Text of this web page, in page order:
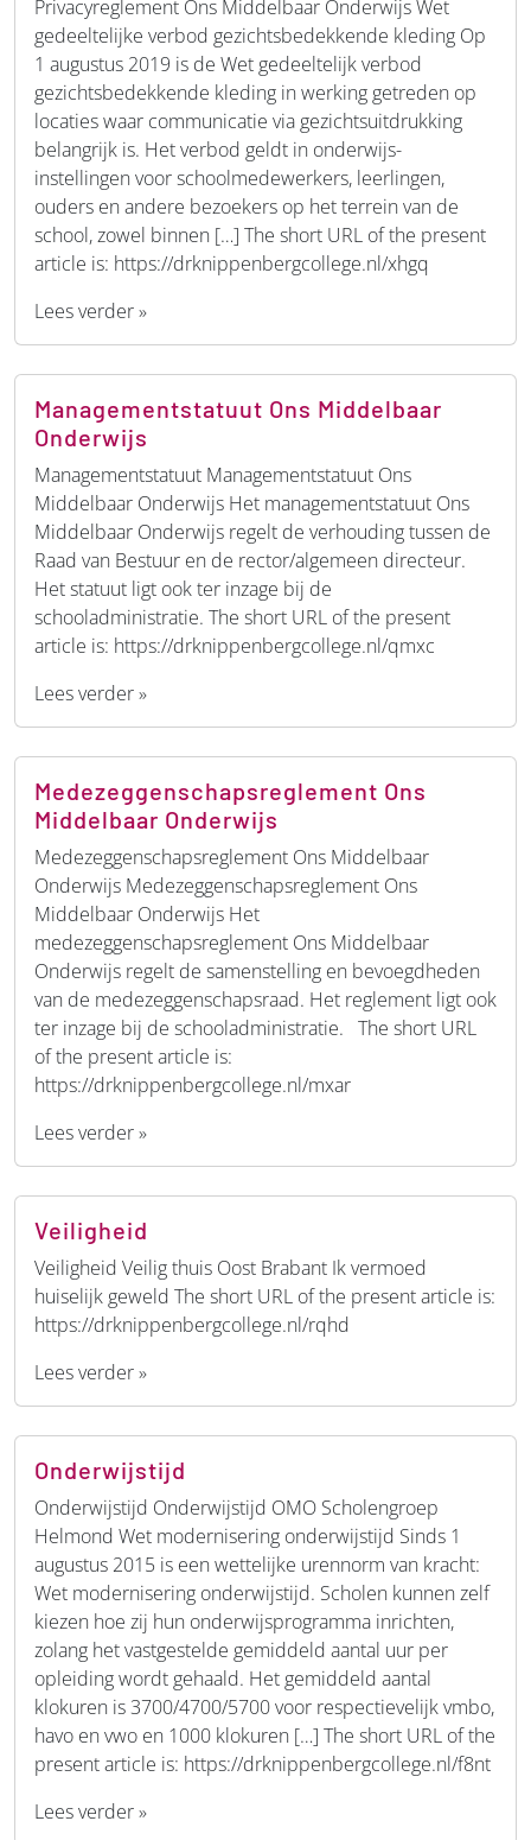
Privacyreglement Ons Middelbaar Onderwijs Wet
gedeeltelijke verbod gezichtsbedekkende kleding Op
1 augustus 2019 is de Wet gedeeltelijk verbod
gezichtsbedekkende kleding in werking getreden op
locaties waar communicatie via gezichtsuitdrukking
belangrijk is. Het verbod geldt in onderwijs-
instellingen voor schoolmedewerkers, leerlingen,
ouders en andere bezoekers op het terrein van de
school, zowel binnen […] The short URL of the present
article is: https://drknippenbergcollege.nl/xhgq
Lees verder »
Managementstatuut Ons Middelbaar
Onderwijs
Managementstatuut Managementstatuut Ons
Middelbaar Onderwijs Het managementstatuut Ons
Middelbaar Onderwijs regelt de verhouding tussen de
Raad van Bestuur en de rector/algemeen directeur.
Het statuut ligt ook ter inzage bij de
schooladministratie. The short URL of the present
article is: https://drknippenbergcollege.nl/qmxc
Lees verder »
Medezeggenschapsreglement Ons
Middelbaar Onderwijs
Medezeggenschapsreglement Ons Middelbaar
Onderwijs Medezeggenschapsreglement Ons
Middelbaar Onderwijs Het
medezeggenschapsreglement Ons Middelbaar
Onderwijs regelt de samenstelling en bevoegdheden
van de medezeggenschapsraad. Het reglement ligt ook
ter inzage bij de schooladministratie. The short URL
of the present article is:
https://drknippenbergcollege.nl/mxar
Lees verder »
Veiligheid
Veiligheid Veilig thuis Oost Brabant Ik vermoed
huiselijk geweld The short URL of the present article is:
https://drknippenbergcollege.nl/rqhd
Lees verder »
Onderwijstijd
Onderwijstijd Onderwijstijd OMO Scholengroep
Helmond Wet modernisering onderwijstijd Sinds 1
augustus 2015 is een wettelijke urennorm van kracht:
Wet modernisering onderwijstijd. Scholen kunnen zelf
kiezen hoe zij hun onderwijsprogramma inrichten,
zolang het vastgestelde gemiddeld aantal uur per
opleiding wordt gehaald. Het gemiddeld aantal
klokuren is 3700/4700/5700 voor respectievelijk vmbo,
havo en vwo en 1000 klokuren […] The short URL of the
present article is: https://drknippenbergcollege.nl/f8nt
Lees verder »